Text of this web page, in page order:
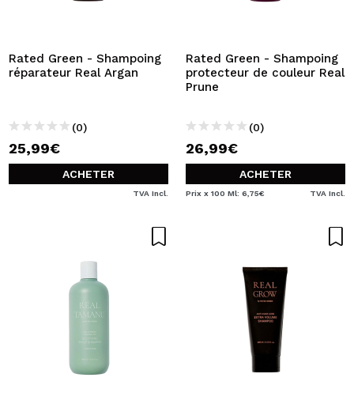
effectuer vos achats rapidement, vérifier l'état de vos
commandes et consulter vos opérations précédentes.
CRÉER UN COMPTE
Rated Green - Shampoing
réparateur Real Argan
(0)
25,99€
ACHETER
TVA Incl.
Rated Green - Shampoing
protecteur de couleur Real
Prune
(0)
26,99€
ACHETER
Prix x 100 Ml: 6,75€ TVA Incl.